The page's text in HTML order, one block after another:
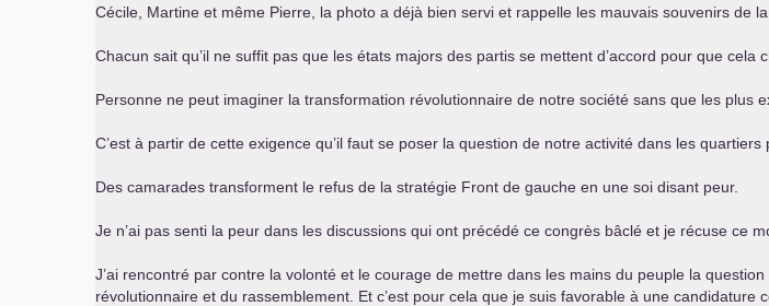
Cécile, Martine et même Pierre, la photo a déjà bien servi et rappelle les mauvais souvenirs de
Chacun sait qu’il ne suffit pas que les états majors des partis se mettent d’accord pour que cela
Personne ne peut imaginer la transformation révolutionnaire de notre société sans que les plus
C’est à partir de cette exigence qu’il faut se poser la question de notre activité dans les quartiers
Des camarades transforment le refus de la stratégie Front de gauche en une soi disant peur.
Je n’ai pas senti la peur dans les discussions qui ont précédé ce congrès bâclé et je récuse ce
J’ai rencontré par contre la volonté et le courage de mettre dans les mains du peuple la
révolutionnaire et du rassemblement. Et c’est pour cela que je suis favorable à une candidature